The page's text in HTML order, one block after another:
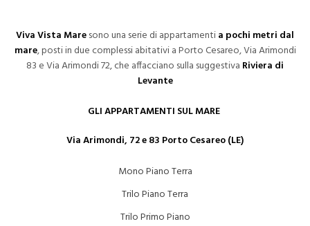
Viva Vista Maresono una serie di appartamentia pochi metri dal
mare, posti in due complessi abitativi a Porto Cesareo, Via Arimondi
83 e Via Arimondi 72, che affacciano sulla suggestiva Riviera di
Levante
GLI APPARTAMENTI SUL MARE
Via Arimondi, 72 e 83 Porto Cesareo (LE)
Mono Piano Terra
Trilo Piano Terra
Trilo Primo Piano